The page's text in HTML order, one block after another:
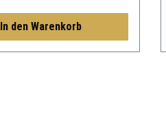
In den Warenkorb